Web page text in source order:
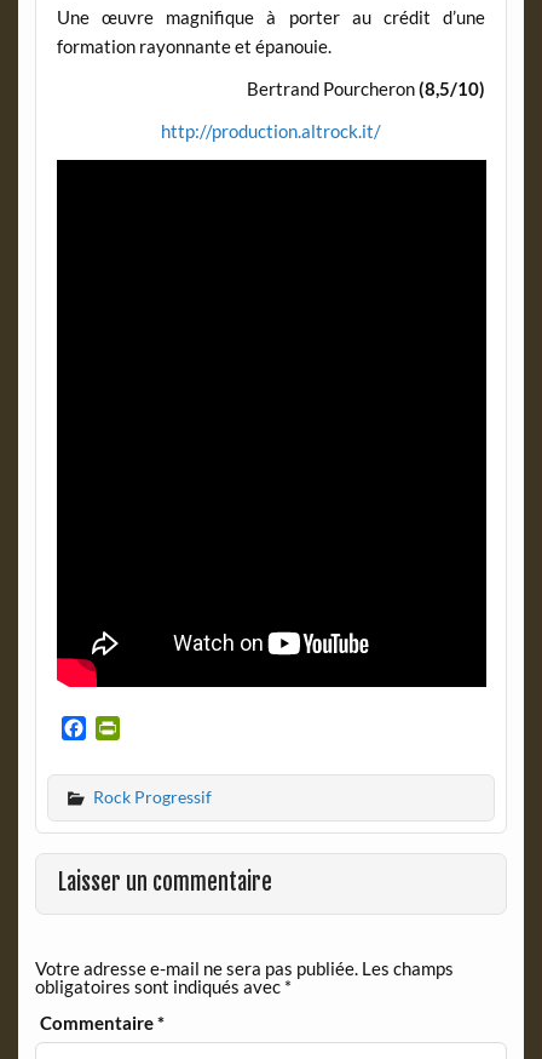
Une œuvre magnifique à porter au crédit d’une
formation rayonnante et épanouie.
Bertrand Pourcheron(8,5/10)
http://production.altrock.it/
c
e
b
o
o
k
i
n
t
F
r
e
d
l
y
Rock Progressif
Laisser un commentaire
Votre adresse e-mail ne sera pas publiée. Les champs
obligatoires sont indiqués avec *
Commentaire*